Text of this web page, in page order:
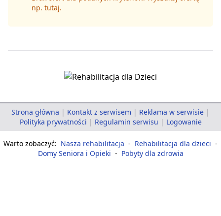
np. tutaj.
Strona główna | Kontakt z serwisem | Reklama w serwisie |
Polityka prywatności | Regulamin serwisu | Logowanie
Warto zobaczyć: Nasza rehabilitacja - Rehabilitacja dla dzieci -
Domy Seniora i Opieki - Pobyty dla zdrowia